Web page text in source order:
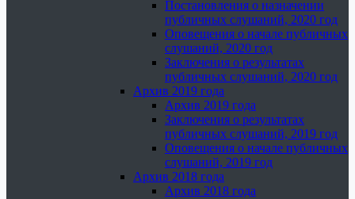
Постановления о назначении
публичных слушаний, 2020 год
Оповещения о начале публичных
слушаний, 2020 год
Заключения о результатах
публичных слушаний, 2020 год
Архив 2019 года
Архив 2019 года
Заключения о результатах
публичных слушаний, 2019 год
Оповещения о начале публичных
слушаний, 2019 год
Архив 2018 года
Архив 2018 года